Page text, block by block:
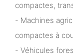
compactes,
- Machines
compactes à
- Véhicules